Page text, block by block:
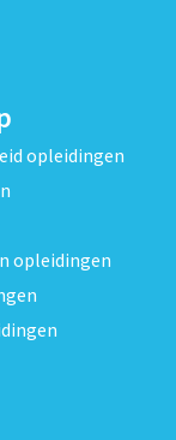
opleidingen
opleidingen